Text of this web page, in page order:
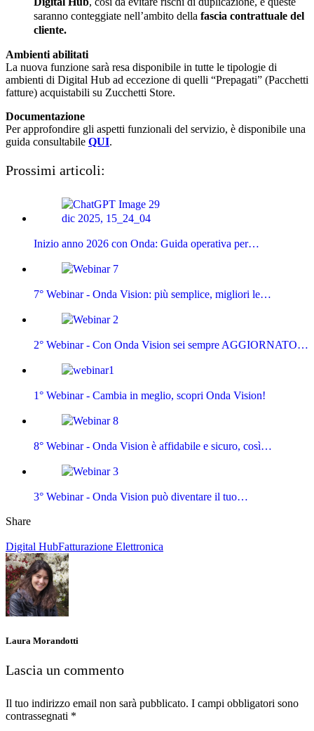
saranno conteggiate nell’ambito della fascia contrattuale del
cliente.
Ambienti abilitati
La nuova funzione sarà resa disponibile in tutte le tipologie di
ambienti di Digital Hub ad eccezione di quelli “Prepagati” (Pacchetti
fatture) acquistabili su Zucchetti Store.
Documentazione
Per approfondire gli aspetti funzionali del servizio, è disponibile una
guida consultabile QUI.
Prossimi articoli:
Inizio anno 2026 con Onda: Guida operativa per…
7° Webinar - Onda Vision: più semplice, migliori le…
2° Webinar - Con Onda Vision sei sempre AGGIORNATO…
1° Webinar - Cambia in meglio, scopri Onda Vision!
8° Webinar - Onda Vision è affidabile e sicuro, così…
3° Webinar - Onda Vision può diventare il tuo…
Share
Digital HubFatturazione Elettronica
Laura Morandotti
Lascia un commento
Il tuo indirizzo email non sarà pubblicato. I campi obbligatori sono
contrassegnati *